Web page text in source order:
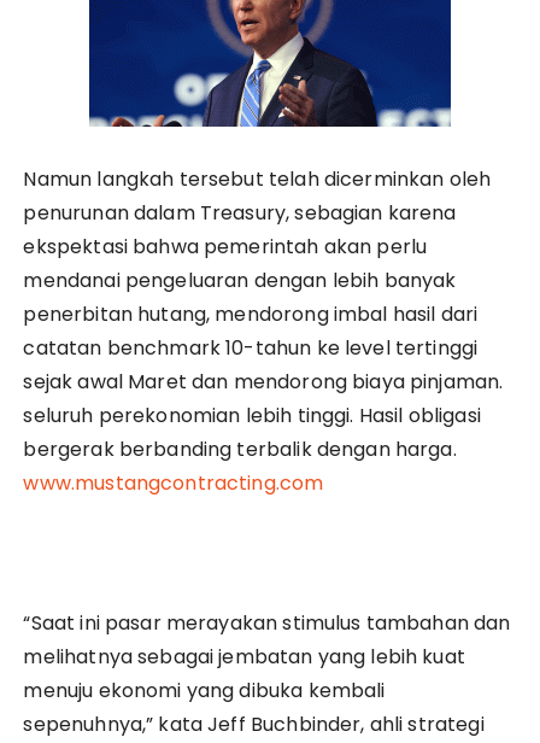
Namun langkah tersebut telah dicerminkan oleh
penurunan dalam Treasury, sebagian karena
ekspektasi bahwa pemerintah akan perlu
mendanai pengeluaran dengan lebih banyak
penerbitan hutang, mendorong imbal hasil dari
catatan benchmark 10-tahun ke level tertinggi
sejak awal Maret dan mendorong biaya pinjaman.
seluruh perekonomian lebih tinggi. Hasil obligasi
bergerak berbanding terbalik dengan harga.
www.mustangcontracting.com
“Saat ini pasar merayakan stimulus tambahan dan
melihatnya sebagai jembatan yang lebih kuat
menuju ekonomi yang dibuka kembali
sepenuhnya,” kata Jeff Buchbinder, ahli strategi